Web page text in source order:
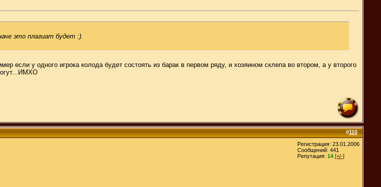
это плагиат будет :).
если у одного игрока колода будет состоять из барак в первом ряду, и хозяином склепа во втором, а у второго
#110
Регистрация: 23.01.2006
Сообщений: 441
Репутация: 14 [+/-]